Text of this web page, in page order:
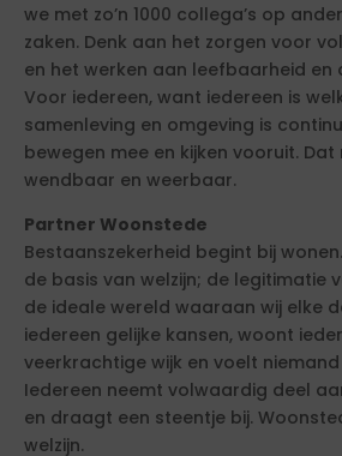
we met zo’n 1000 collega’s op
zaken. Denk aan het zorgen voor
en het werken aan leefbaarheid en
Voor iedereen, want iedereen is
samenleving en omgeving is
bewegen mee en kijken vooruit.
wendbaar en weerbaar.
Partner Woonstede
Bestaanszekerheid begint bij
de basis van welzijn; de legitimatie
de ideale wereld waaraan wij elke
iedereen gelijke kansen, woont
veerkrachtige wijk en voelt niemand
Iedereen neemt volwaardig deel
en draagt een steentje bij.
welzijn.